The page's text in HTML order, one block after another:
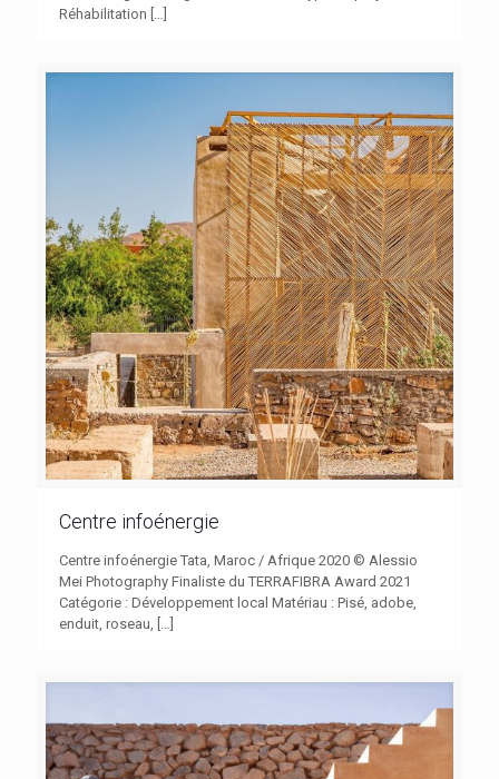
Réhabilitation […]
Centre infoénergie
Centre infoénergie Tata, Maroc / Afrique 2020 © Alessio
Mei Photography Finaliste du TERRAFIBRA Award 2021
Catégorie : Développement local Matériau : Pisé, adobe,
enduit, roseau, […]